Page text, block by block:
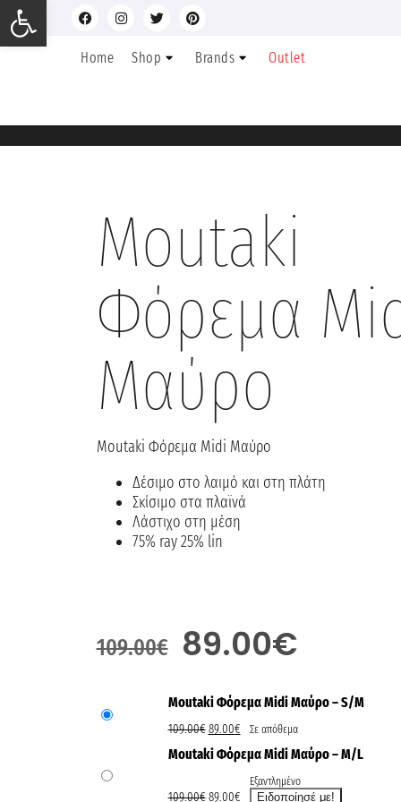
Home Shop Brands Outlet
Moutaki
Φόρεμα
Μαύρο
Moutaki Φόρεμα Midi Μαύρο
Δέσιμο στο λαιμό και στη πλάτη
Σκίσιμο στα πλαϊνά
Λάστιχο στη μέση
75% ray 25% lin
109.00€ 89.00€
Moutaki Φόρεμα Midi Μαύρο – S/M
109.00€ 89.00€ Σε απόθεμα
Moutaki Φόρεμα Midi Μαύρο – M/L
109.00€ 89.00€
Εξαντλημένο
Ανοίξτε τη γραμμή εργαλείων